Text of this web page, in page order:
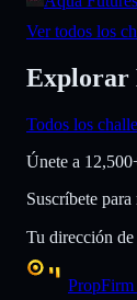
Ver todos los
Explorar
Todos los
Únete a
Suscríbete
Tu dirección